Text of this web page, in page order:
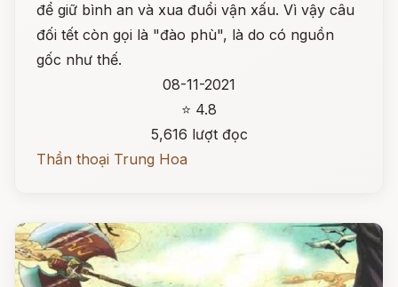
để giữ bình an và xua đuổi vận xấu. Vì vậy câu
đối tết còn gọi là "đào phù", là do có nguồn
gốc như thế.
08-11-2021
⭐ 4.8
5,616 lượt đọc
Thần thoại Trung Hoa